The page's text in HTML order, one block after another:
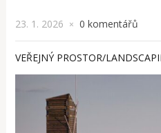
23. 1. 2026 × 0 komentářů
VEŘEJNÝ PROSTOR/